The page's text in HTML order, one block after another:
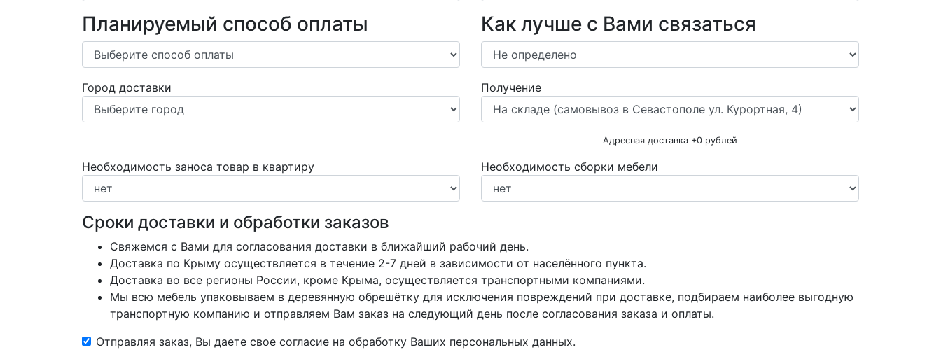
Планируемый способ оплаты Как лучше с Вами связаться
Город доставки Получение
Адресная доставка +0 рублей
Необходимость заноса товар в квартиру Необходимость сборки мебели
Сроки доставки и обработки заказов
Свяжемся с Вами для согласования доставки в ближайший рабочий день.
Доставка по Крыму осуществляется в течение 2-7 дней в зависимости от населённого пункта.
Доставка во все регионы России, кроме Крыма, осуществляется транспортными компаниями.
Мы всю мебель упаковываем в деревянную обрешётку для исключения повреждений при доставке, подбираем наиболее выгодную
транспортную компанию и отправляем Вам заказ на следующий день после согласования заказа и оплаты.
Отправляя заказ, Вы даете свое согласие на обработку Ваших персональных данных.